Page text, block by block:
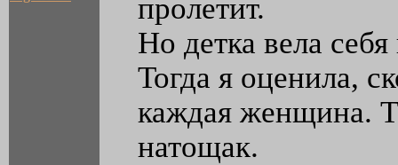
пролетит.
Но детка вела
Тогда я оценила,
каждая женщина.
натощак.